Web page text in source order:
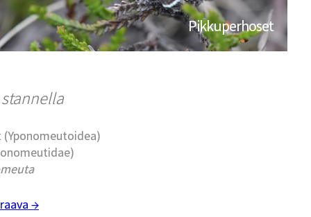
Pikkuperhoset
→